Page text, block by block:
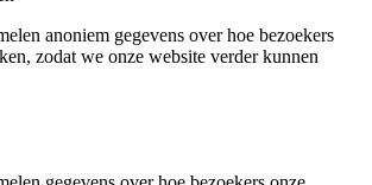
anoniem gegevens over hoe bezoekers
zodat we onze website verder kunnen